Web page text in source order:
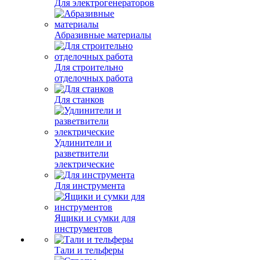
Для электрогенераторов
Абразивные материалы
Для строительно
отделочных работа
Для станков
Удлинители и
разветвители
электрические
Для инструмента
Ящики и сумки для
инструментов
Тали и тельферы